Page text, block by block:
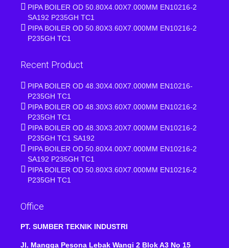
PIPA BOILER OD 50.80X4.00X7.000MM EN10216-2
SA192 P235GH TC1
PIPA BOILER OD 50.80X3.60X7.000MM EN10216-2
P235GH TC1
Recent Product
PIPA BOILER OD 48.30X4.00X7.000MM EN10216-
P235GH TC1
PIPA BOILER OD 48.30X3.60X7.000MM EN10216-2
P235GH TC1
PIPA BOILER OD 48.30X3.20X7.000MM EN10216-2
P235GH TC1 SA192
PIPA BOILER OD 50.80X4.00X7.000MM EN10216-2
SA192 P235GH TC1
PIPA BOILER OD 50.80X3.60X7.000MM EN10216-2
P235GH TC1
Office
PT. SUMBER TEKNIK INDUSTRI
Jl. Mangga Pesona Lebak Wangi 2 Blok A3 No 15